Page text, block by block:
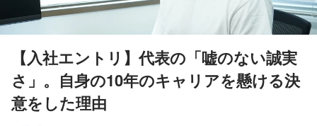
【入社エントリ】代表の「嘘のない誠実
さ」。自身の10年のキャリアを懸ける決
意をした理由